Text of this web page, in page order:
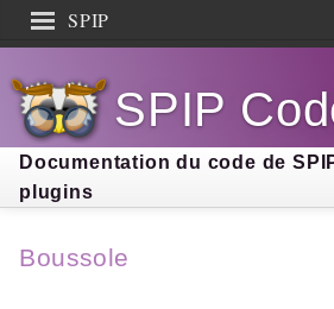
SPIP
Documentation
Contribution
Entraide
Découverte
SPIP
Documentation du code de
plugins
Boussole
Search results